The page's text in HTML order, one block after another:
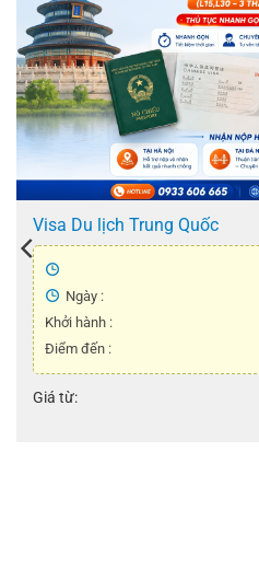
Visa Du lịch Trung Quốc
Ngày :
Khởi hành :
Điểm đến :
Giá từ: